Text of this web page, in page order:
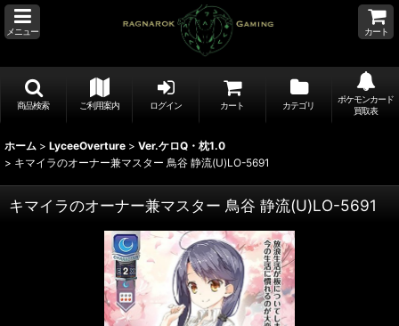
メニュー カート
商品検索 ご利用案内 ログイン カート カテゴリ
ポケモンカード
買取表
ホーム > LyceeOverture > Ver.ケロQ・枕1.0
> キマイラのオーナー兼マスター 鳥谷 静流(U)LO-5691
キマイラのオーナー兼マスター 鳥谷 静流(U)LO-5691